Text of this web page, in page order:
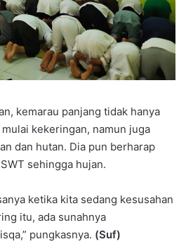
kemarau panjang tidak hanya
kekeringan, namun juga
dan hutan. Dia pun berharap
sehingga hujan.
ketika kita sedang kesusahan
itu, ada sunahnya
pungkasnya. (Suf)